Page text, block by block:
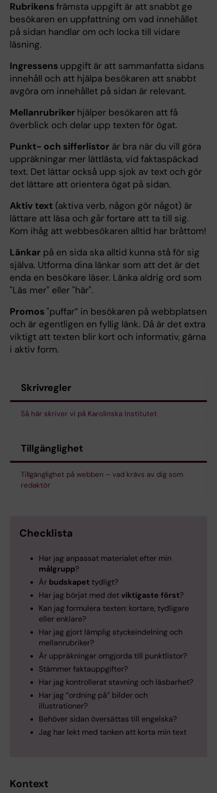
Rubrikens främsta uppgift är att snabbt ge
besökaren en uppfattning om vad innehållet
på sidan handlar om och locka till vidare
läsning.
Ingressens uppgift är att sammanfatta sidans
innehåll och att hjälpa besökaren att snabbt
avgöra om innehållet på sidan är relevant.
Mellanrubriker hjälper besökaren att få
överblick och delar upp texten för ögat.
Punkt- och sifferlistor är bra när du vill göra
uppräkningar mer lättlästa, vid faktaspäckad
text. Det lättar också upp sjok av text och gör
det lättare att orientera ögat på sidan.
Aktiv text (aktiva verb, någon gör något) är
lättare att läsa och går fortare att ta till sig.
Kom ihåg att webbesökaren alltid har bråttom!
Länkar på en sida ska alltid kunna stå för sig
själva. Utforma dina länkar som att det är det
enda en besökare läser. Länka aldrig ord som
"Läs mer" eller "här".
Promos "puffar” in besökaren på webbplatsen
och är egentligen en fyllig länk. Då är det extra
viktigt att texten blir kort och informativ, gärna
i aktiv form.
Skrivregler
Så här skriver vi på Karolinska Institutet
Tillgänglighet
Tillgänglighet på webben – vad krävs av dig som
redaktör
Checklista
Har jag anpassat materialet efter min
målgrupp?
Är budskapet tydligt?
Har jag börjat med detviktigaste först?
Kan jag formulera texten: kortare, tydligare
eller enklare?
Har jag gjort lämplig styckeindelning och
mellanrubriker?
Är uppräkningar omgjorda till punktlistor?
Stämmer faktauppgifter?
Har jag kontrollerat stavning och läsbarhet?
Har jag ”ordning på” bilder och
illustrationer?
Behöver sidan översättas till engelska?
Jag har lekt med tanken att korta min text
Kontext